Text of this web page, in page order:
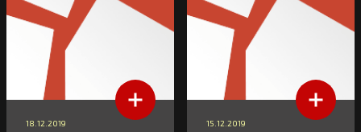
18.12.2019 15.12.2019